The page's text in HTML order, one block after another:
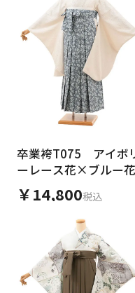
卒業袴T075 アイボ
ーレース花×ブルー花
￥14,800税込